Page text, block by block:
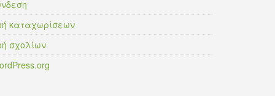
καταχωρίσεων
σχολίων